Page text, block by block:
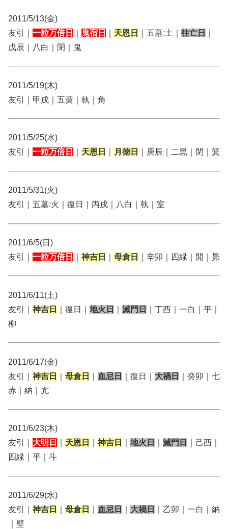
2011/5/13(金)
友引｜ 一粒万倍日 鬼宿日 天恩日 ｜五墓:土｜ 往亡日
戊辰｜八白｜閉｜鬼
2011/5/19(木)
友引｜甲戌｜五黄｜執｜角
2011/5/25(水)
友引｜ 一粒万倍日 天恩日 月徳日 ｜庚辰｜二黒｜閉｜箕
2011/5/31(火)
友引｜五墓:火｜復日｜丙戌｜八白｜執｜室
2011/6/5(日)
友引｜ 一粒万倍日 神吉日 母倉日 ｜辛卯｜四緑｜開｜昴
2011/6/11(土)
友引｜ 神吉日 ｜復日｜ 地火日 滅門日
｜丁酉｜一白｜平｜
柳
2011/6/17(金)
友引｜ 神吉日 母倉日 血忌日 ｜復日｜ 大禍日
｜癸卯｜七
赤｜納｜亢
2011/6/23(木)
友引｜ 大明日 天恩日 神吉日 地火日 滅門日
｜己酉｜
四緑｜平｜斗
2011/6/29(水)
友引｜ 神吉日 母倉日 血忌日 大禍日
｜乙卯｜一白｜納
｜壁